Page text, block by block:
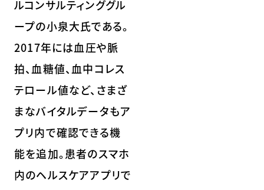
ルコンサルティンググル
ープの小泉大氏である。
2017年には血圧や脈
拍、血糖値、血中コレス
テロール値など、さまざ
まなバイタルデータもア
プリ内で確認できる機
能を追加。患者のスマホ
内のヘルスケアアプリで